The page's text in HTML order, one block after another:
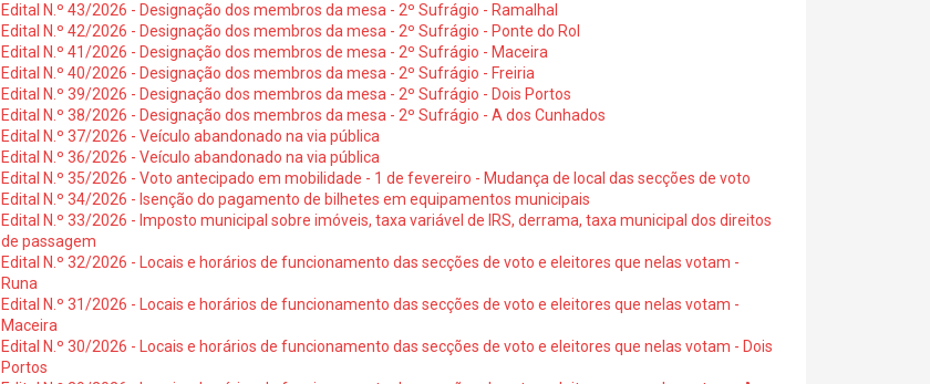
Edital N.º 43/2026 - Designação dos membros da mesa - 2º Sufrágio - Ramalhal
Edital N.º 42/2026 - Designação dos membros da mesa - 2º Sufrágio - Ponte do Rol
Edital N.º 41/2026 - Designação dos membros de mesa - 2º Sufrágio - Maceira
Edital N.º 40/2026 - Designação dos membros da mesa - 2º Sufrágio - Freiria
Edital N.º 39/2026 - Designação dos membros da mesa - 2º Sufrágio - Dois Portos
Edital N.º 38/2026 - Designação dos membros da mesa - 2º Sufrágio - A dos Cunhados
Edital N.º 37/2026 - Veículo abandonado na via pública
Edital N.º 36/2026 - Veículo abandonado na via pública
Edital N.º 35/2026 - Voto antecipado em mobilidade - 1 de fevereiro - Mudança de local das secções de voto
Edital N.º 34/2026 - Isenção do pagamento de bilhetes em equipamentos municipais
Edital N.º 33/2026 - Imposto municipal sobre imóveis, taxa variável de IRS, derrama, taxa municipal dos direitos
de passagem
Edital N.º 32/2026 - Locais e horários de funcionamento das secções de voto e eleitores que nelas votam -
Runa
Edital N.º 31/2026 - Locais e horários de funcionamento das secções de voto e eleitores que nelas votam -
Maceira
Edital N.º 30/2026 - Locais e horários de funcionamento das secções de voto e eleitores que nelas votam - Dois
Portos